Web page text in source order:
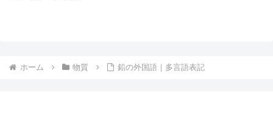
ホーム 物質 鉛の外国語｜多言語表記